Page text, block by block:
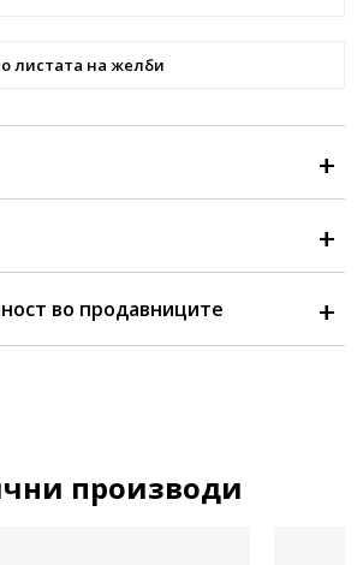
листата на желби
во продавниците
производи